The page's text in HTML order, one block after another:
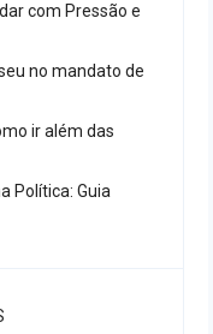
com Pressão e
no mandato de
ir além das
Política: Guia